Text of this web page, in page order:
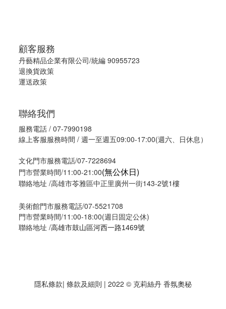
顧客服務
丹藝精品企業有限公司/統編 90955723
退換貨政策
運送政策
聯絡我們
服務電話 / 07-7990198
線上客服服務時間 / 週一至週五09:00-17:00(週六、日休息）
文化門市服務電話/07-7228694
門市營業時間/11:00-21:00(無公休日)
聯絡地址 /高雄市苓雅區中正里廣州一街143-2號1樓
美術館門市服務電話/07-5521708
門市營業時間/11:00-18:00(週日固定公休)
聯絡地址 /高雄市鼓山區河西一路1469號
隱私條款| 條款及細則 | 2022 © 克莉絲丹 香氛奧秘